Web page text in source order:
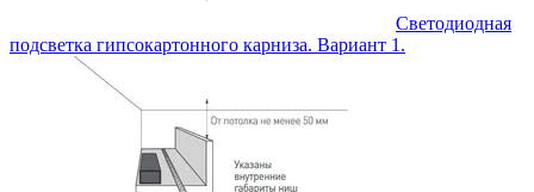
Светодиодная
подсветка гипсокартонного карниза. Вариант 1.